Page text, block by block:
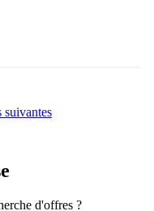
d'offres ?